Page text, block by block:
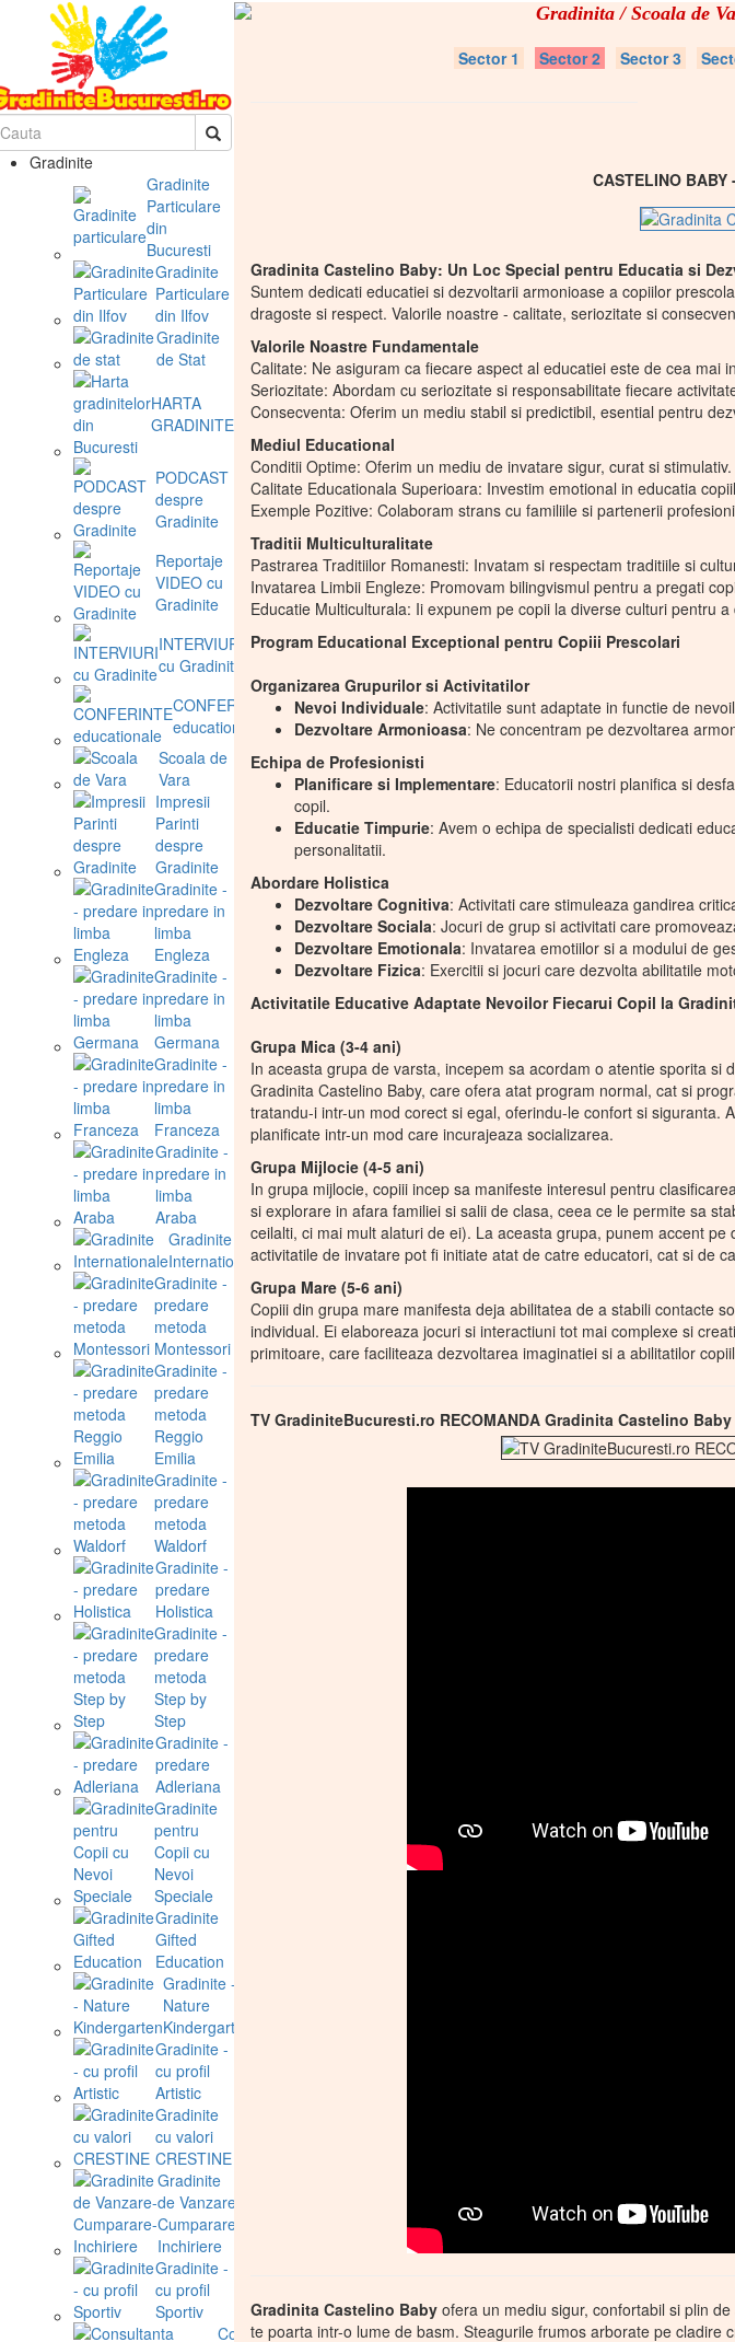
Gradinite
Gradinite
Particulare
din
Bucuresti
Gradinite
Particulare
din Ilfov
Gradinite
de Stat
HARTA
GRADINITELOR
PODCAST
despre
Gradinite
Reportaje
VIDEO cu
Gradinite
INTERVIURI
cu Gradinite
CONFERINTE
educationale
Scoala de
Vara
Impresii
Parinti
despre
Gradinite
Gradinite -
predare in
limba
Engleza
Gradinite -
predare in
limba
Germana
Gradinite -
predare in
limba
Franceza
Gradinite -
predare in
limba
Araba
Gradinite
Internationale
Gradinite -
predare
metoda
Montessori
Gradinite -
predare
metoda
Reggio
Emilia
Gradinite -
predare
metoda
Waldorf
Gradinite -
predare
Holistica
Gradinite -
predare
metoda
Step by
Step
Gradinite -
predare
Adleriana
Gradinite
pentru
Copii cu
Nevoi
Speciale
Gradinite
Gifted
Education
Gradinite -
Nature
Kindergarten
Gradinite -
cu profil
Artistic
Gradinite
cu valori
CRESTINE
Gradinite
de Vanzare-
Cumparare-
Inchiriere
Gradinite -
cu profil
Sportiv
Consultanta
Gradinita / Scoala de
Sector 1 Sector 2 Sector 3
CASTELINO BABY
Gradinita Castelino Baby: Un Loc Special pentru Educatia si
Suntem dedicati educatiei si dezvoltarii armonioase a copiilor
dragoste si respect. Valorile noastre - calitate, seriozitate si
Valorile Noastre Fundamentale
Calitate: Ne asiguram ca fiecare aspect al educatiei este de cea mai
Seriozitate: Abordam cu seriozitate si responsabilitate fiecare
Consecventa: Oferim un mediu stabil si predictibil, esential pentru
Mediul Educational
Conditii Optime: Oferim un mediu de invatare sigur, curat si stimulativ.
Calitate Educationala Superioara: Investim emotional in educatia
Exemple Pozitive: Colaboram strans cu familiile si partenerii
Traditii Multiculturalitate
Pastrarea Traditiilor Romanesti: Invatam si respectam traditiile si
Invatarea Limbii Engleze: Promovam bilingvismul pentru a pregati
Educatie Multiculturala: Ii expunem pe copii la diverse culturi pentru
Program Educational Exceptional pentru Copiii Prescolari
Organizarea Grupurilor si Activitatilor
Nevoi Individuale: Activitatile sunt adaptate in functie de
Dezvoltare Armonioasa: Ne concentram pe dezvoltarea
Echipa de Profesionisti
Planificare si Implementare: Educatorii nostri planifica si
copil.
Educatie Timpurie: Avem o echipa de specialisti dedicati
personalitatii.
Abordare Holistica
Dezvoltare Cognitiva: Activitati care stimuleaza gandirea
Dezvoltare Sociala: Jocuri de grup si activitati care
Dezvoltare Emotionala: Invatarea emotiilor si a modului de
Dezvoltare Fizica: Exercitii si jocuri care dezvolta abilitatile
Activitatile Educative Adaptate Nevoilor Fiecarui Copil la
Grupa Mica (3-4 ani)
In aceasta grupa de varsta, incepem sa acordam o atentie sporita
Gradinita Castelino Baby, care ofera atat program normal, cat si
tratandu-i intr-un mod corect si egal, oferindu-le confort si siguranta.
planificate intr-un mod care incurajeaza socializarea.
Grupa Mijlocie (4-5 ani)
In grupa mijlocie, copiii incep sa manifeste interesul pentru
si explorare in afara familiei si salii de clasa, ceea ce le permite sa
ceilalti, ci mai mult alaturi de ei). La aceasta grupa, punem accent
activitatile de invatare pot fi initiate atat de catre educatori, cat si de
Grupa Mare (5-6 ani)
Copiii din grupa mare manifesta deja abilitatea de a stabili contacte
individual. Ei elaboreaza jocuri si interactiuni tot mai complexe si
primitoare, care faciliteaza dezvoltarea imaginatiei si a abilitatilor
TV GradiniteBucuresti.ro RECOMANDA Gradinita Castelino Baby
Gradinita Castelino Baby ofera un mediu sigur, confortabil si plin
te poarta intr-o lume de basm. Steagurile frumos arborate pe